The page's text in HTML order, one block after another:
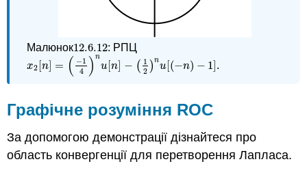
Малюнок12.6.12
12.6.12: РПЦ
x2 [n] = ( −1
4 ) n
u [n] − ( 1
2 )n
u [(−n) − 1]
x2 n] =(− 1 4)n u n]−(1 2)nu[( −n)−1] .
Графічне розуміння ROC
За допомогою демонстрації дізнайтеся про
область конвергенції для перетворення Лапласа.